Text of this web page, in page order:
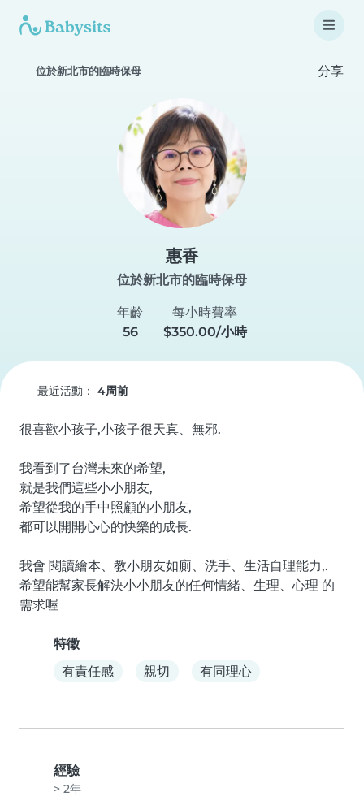
位於新北市的臨時保母 分享
惠香
位於新北市的臨時保母
年齡
56
每小時費率
$350.00/小時
最近活動： 4周前
很喜歡小孩子,小孩子很天真、無邪.
我看到了台灣未來的希望,
就是我們這些小小朋友,
希望從我的手中照顧的小朋友,
都可以開開心心的快樂的成長.
我會 閱讀繪本、教小朋友如廁、洗手、生活自理能力,.
希望能幫家長解決小小朋友的任何情緒、生理、心理 的
需求喔
特徵
有責任感
親切 有同理心
經驗
> 2年